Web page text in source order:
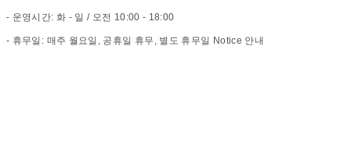
- 운영시간: 화 - 일 / 오전 10:00 - 18:00
- 휴무일: 매주 월요일, 공휴일 휴무, 별도 휴무일 Notice 안내